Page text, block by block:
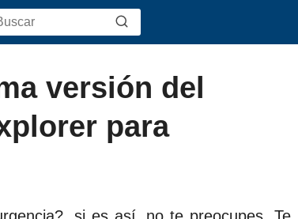
versión del
para